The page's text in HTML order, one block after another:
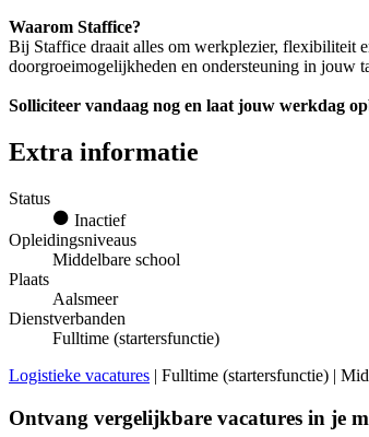
Waarom Staffice?
Bij Staffice draait alles om werkplezier, flexibiliteit
doorgroeimogelijkheden en ondersteuning in jouw
Solliciteer vandaag nog en laat jouw werkdag
Extra informatie
Status
Inactief
Opleidingsniveaus
Middelbare school
Plaats
Aalsmeer
Dienstverbanden
Fulltime (startersfunctie)
Logistieke vacatures | Fulltime (startersfunctie) |
Ontvang vergelijkbare vacatures in je